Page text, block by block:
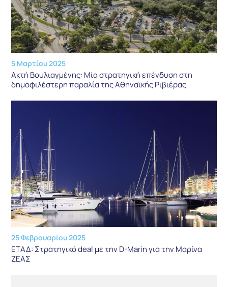
5 Μαρτίου 2025
Ακτή Βουλιαγμένης: Μία στρατηγική επένδυση στη
δημοφιλέστερη παραλία της Αθηναϊκής Ριβιέρας
25 Φεβρουαρίου 2025
ΕΤΑΔ: Στρατηγικό deal με την D-Marin για την Μαρίνα
ΖΕΑΣ